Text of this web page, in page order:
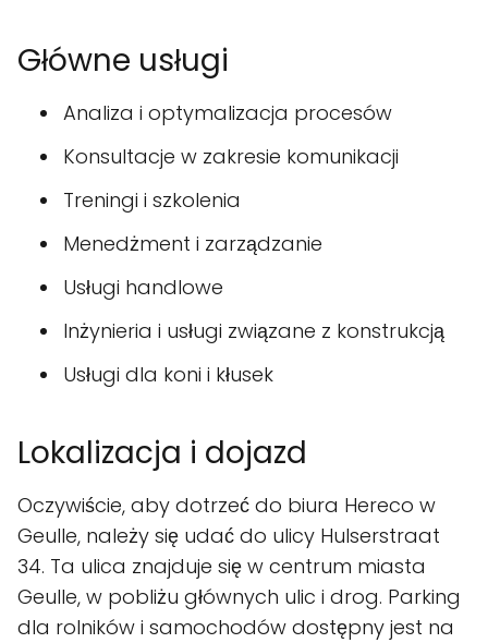
Główne usługi
Analiza i optymalizacja procesów
Konsultacje w zakresie komunikacji
Treningi i szkolenia
Menedżment i zarządzanie
Usługi handlowe
Inżynieria i usługi związane z konstrukcją
Usługi dla koni i kłusek
Lokalizacja i dojazd
Oczywiście, aby dotrzeć do biura Hereco w
Geulle, należy się udać do ulicy Hulserstraat
34. Ta ulica znajduje się w centrum miasta
Geulle, w pobliżu głównych ulic i drog. Parking
dla rolników i samochodów dostępny jest na